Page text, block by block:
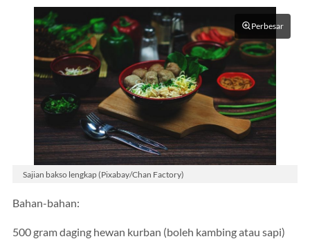
Perbesar
Sajian bakso lengkap (Pixabay/Chan Factory)
Bahan-bahan:
500 gram daging hewan kurban (boleh kambing atau sapi)